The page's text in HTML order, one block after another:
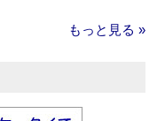
もっと見る »